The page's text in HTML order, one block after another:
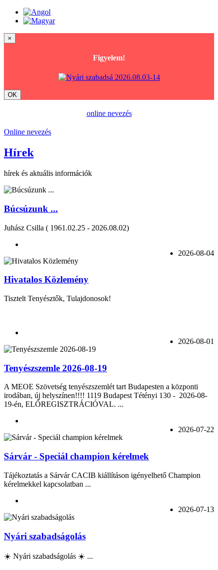
×
Figyelem!
OK
online nevezés
Online nevezés
Hírek
hírek és aktuális információk
Búcsúzunk ...
Juhász Csilla ( 1961.02.25 - 2026.08.02)
2026-08-04
Hivatalos Közlemény
Tisztelt Tenyésztők, Tulajdonosok!
2026-08-01
Tenyészszemle 2026-08-19
A MEOE Szövetség tenyészszemlét tart Budapesten a központi
irodában, új helyszínen!!!! 1119 Budapest Tétényi 130 - 2026-08-
19-én, ELŐREGISZTRÁCIÓVAL. ...
2026-07-22
Sárvár - Speciál champion kérelmek
Tájékoztatás a Sárvár CACIB kiállításon igényelhető Champion
kérelmekkel kapcsolatban ...
2026-07-13
Nyári szabadságolás
☀️ Nyári szabadságolás ☀️ ...